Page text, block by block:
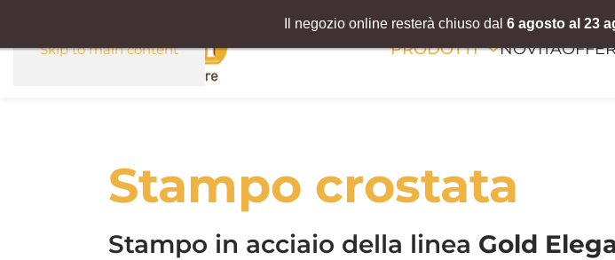
Skip to main content PRODOTTI NOVITÀ
Stampo crostata
Stampo in acciaio della linea Gold
Il negozio online resterà chiuso dal 6 agosto al 23